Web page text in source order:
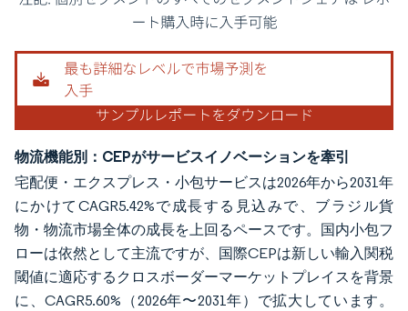
画像 © Mordor Intelligence。再利用にはCC BY 4.0の表示が必要です。
物流機能別：CEPがサービスイノベーションを牽引
宅配便・エクスプレス・小包サービスは2026年から2031年
にかけてCAGR5.42%で成長する見込みで、ブラジル貨
物・物流市場全体の成長を上回るペースです。国内小包フ
ローは依然として主流ですが、国際CEPは新しい輸入関税
閾値に適応するクロスボーダーマーケットプレイスを背景
に、CAGR5.60%（2026年〜2031年）で拡大しています。